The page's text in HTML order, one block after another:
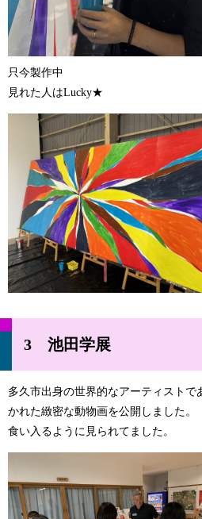
只今製作中
見れた人はLucky★
3 池田学展
多久市出身の世界的なアーティスト
かれた緻密な動物画を公開しました。
食い入るように見られてました。